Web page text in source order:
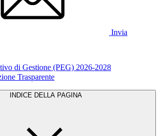
Invia
di Gestione (PEG) 2026-2028
Trasparente
INDICE DELLA PAGINA